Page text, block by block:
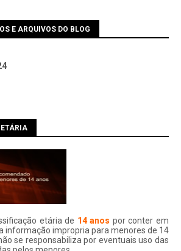
E ARQUIVOS DO BLOG
4
etária de 14 anos por conter em
informação impropria para menores de 14
se responsabiliza por eventuais uso das